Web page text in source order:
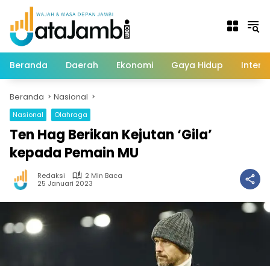
Langsung
konten
Beranda Daerah Ekonomi Gaya Hidup
Beranda Nasional
Nasional Olahraga
Ten Hag Berikan Kejutan ‘Gila’
kepada Pemain MU
Redaksi
2 Min Baca
25 Januari 2023